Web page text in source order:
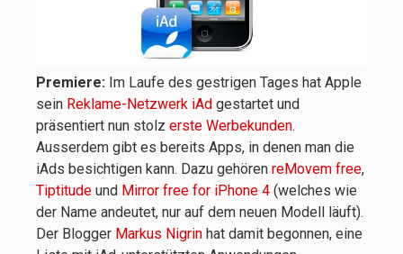
Premiere: Im Laufe des gestrigen Tages hat Apple
sein Reklame-Netzwerk iAd gestartet und
präsentiert nun stolz erste Werbekunden.
Ausserdem gibt es bereits Apps, in denen man die
iAds besichtigen kann. Dazu gehören reMovem free,
Tiptitude und Mirror free for iPhone 4 (welches wie
der Name andeutet, nur auf dem neuen Modell läuft).
Der Blogger Markus Nigrin hat damit begonnen, eine